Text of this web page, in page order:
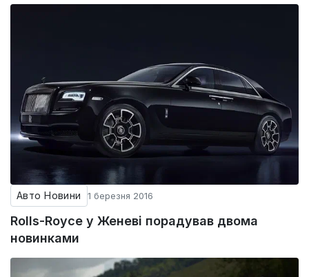
Авто Новини 1 березня 2016
Rolls-Royce у Женеві порадував двома
новинками